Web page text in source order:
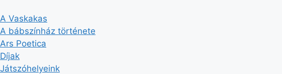
a
tartalomba
A Vaskakas
A bábszínház története
Ars Poetica
Díjak
Játszóhelyeink